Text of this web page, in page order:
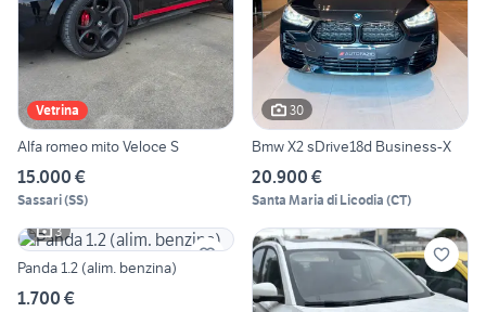
Vetrina
Alfa romeo mito Veloce S
15.000 €
Sassari(SS)
30
Bmw X2 sDrive18d Business-X
20.900 €
Santa Maria di Licodia (CT)
3
Panda 1.2 (alim. benzina)
1.700 €